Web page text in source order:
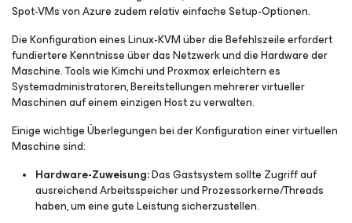
Spot-VMs von Azure zudem relativ einfache Setup-Optionen.
Die Konfiguration eines Linux-KVM über die Befehlszeile erfordert
fundiertere Kenntnisse über das Netzwerk und die Hardware der
Maschine. Tools wie Kimchi und Proxmox erleichtern es
Systemadministratoren, Bereitstellungen mehrerer virtueller
Maschinen auf einem einzigen Host zu verwalten.
Einige wichtige Überlegungen bei der Konfiguration einer virtuellen
Maschine sind:
Hardware-Zuweisung:Das Gastsystem sollte Zugriff auf
ausreichend Arbeitsspeicher und Prozessorkerne/Threads
haben, um eine gute Leistung sicherzustellen.